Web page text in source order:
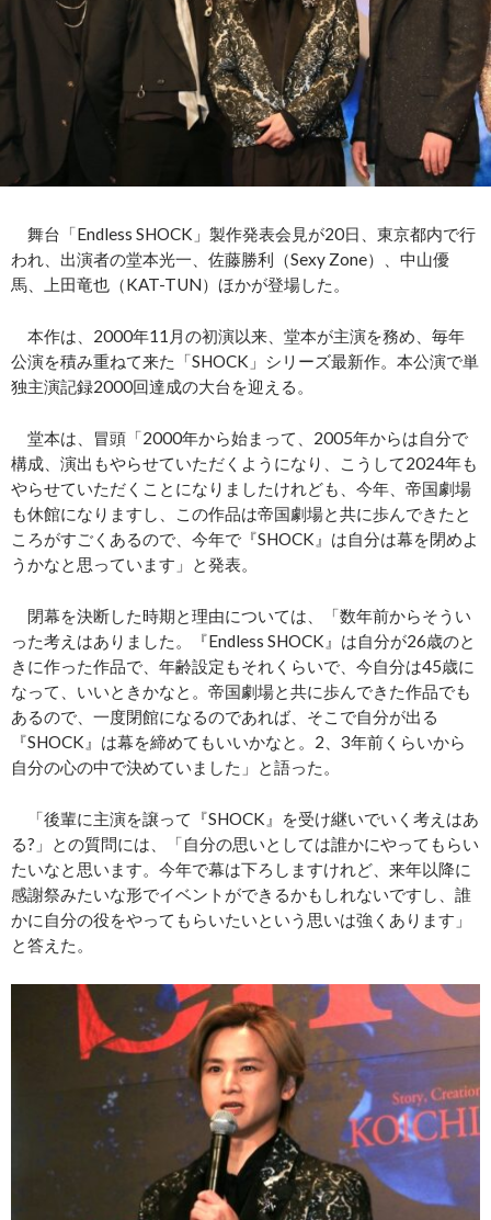
舞台「Endless SHOCK」製作発表会見が20日、東京都内で行
われ、出演者の堂本光一、佐藤勝利（Sexy Zone）、中山優
馬、上田竜也（KAT-TUN）ほかが登場した。
本作は、2000年11月の初演以来、堂本が主演を務め、毎年
公演を積み重ねて来た「SHOCK」シリーズ最新作。本公演で単
独主演記録2000回達成の大台を迎える。
堂本は、冒頭「2000年から始まって、2005年からは自分で
構成、演出もやらせていただくようになり、こうして2024年も
やらせていただくことになりましたけれども、今年、帝国劇場
も休館になりますし、この作品は帝国劇場と共に歩んできたと
ころがすごくあるので、今年で『SHOCK』は自分は幕を閉めよ
うかなと思っています」と発表。
閉幕を決断した時期と理由については、「数年前からそうい
った考えはありました。『Endless SHOCK』は自分が26歳のと
きに作った作品で、年齢設定もそれくらいで、今自分は45歳に
なって、いいときかなと。帝国劇場と共に歩んできた作品でも
あるので、一度閉館になるのであれば、そこで自分が出る
『SHOCK』は幕を締めてもいいかなと。2、3年前くらいから
自分の心の中で決めていました」と語った。
「後輩に主演を譲って『SHOCK』を受け継いでいく考えはあ
る?」との質問には、「自分の思いとしては誰かにやってもらい
たいなと思います。今年で幕は下ろしますけれど、来年以降に
感謝祭みたいな形でイベントができるかもしれないですし、誰
かに自分の役をやってもらいたいという思いは強くあります」
と答えた。